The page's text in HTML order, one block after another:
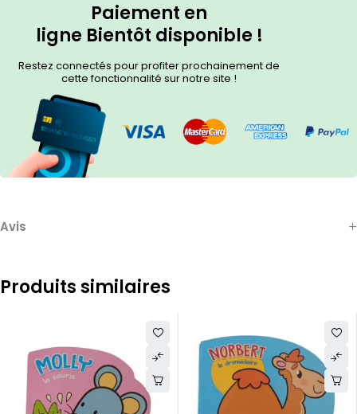
Paiement en
ligne Bientôt disponible !
Restez connectés pour profiter prochainement de
cette fonctionnalité sur notre site !
Avis
Produits similaires